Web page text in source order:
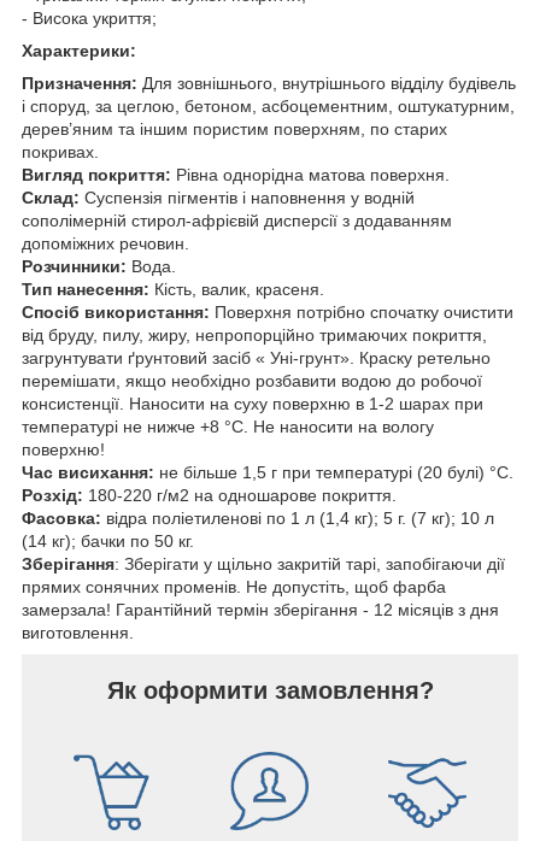
- Висока укриття;
Характерики:
Призначення: Для зовнішнього, внутрішнього відділу будівель
і споруд, за цеглою, бетоном, асбоцементним, оштукатурним,
дерев’яним та іншим пористим поверхням, по старих
покривах.
Вигляд покриття: Рівна однорідна матова поверхня.
Склад: Суспензія пігментів і наповнення у водній
сополімерній стирол-афрієвій дисперсії з додаванням
допоміжних речовин.
Розчинники: Вода.
Тип нанесення: Кість, валик, красеня.
Спосіб використання: Поверхня потрібно спочатку очистити
від бруду, пилу, жиру, непропорційно тримаючих покриття,
загрунтувати ґрунтовий засіб « Уні-грунт». Краску ретельно
перемішати, якщо необхідно розбавити водою до робочої
консистенції. Наносити на суху поверхню в 1-2 шарах при
температурі не нижче +8 °С. Не наносити на вологу
поверхню!
Час висихання: не більше 1,5 г при температурі (20 булі) °С.
Розхід: 180-220 г/м2 на одношарове покриття.
Фасовка: відра поліетиленові по 1 л (1,4 кг); 5 г. (7 кг); 10 л
(14 кг); бачки по 50 кг.
Зберігання: Зберігати у щільно закритій тарі, запобігаючи дії
прямих сонячних променів. Не допустіть, щоб фарба
замерзала! Гарантійний термін зберігання - 12 місяців з дня
виготовлення.
Як оформити замовлення?